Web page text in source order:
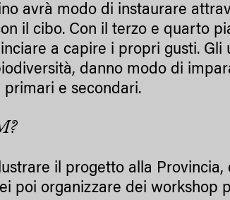
avrà modo di instaurare
il cibo. Con il terzo e quarto
a capire i propri gusti. Gli
danno modo di
e secondari.
il progetto alla Provincia,
poi organizzare dei workshop